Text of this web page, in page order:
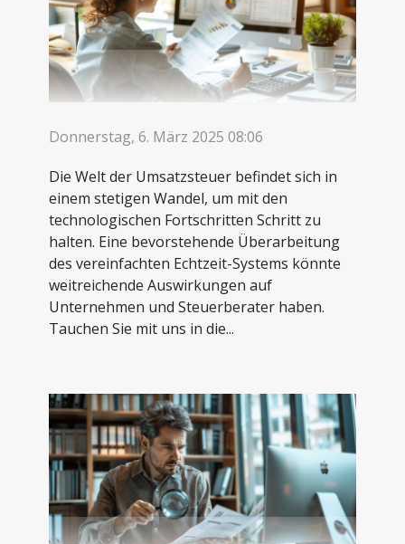
Donnerstag, 6. März 2025 08:06
Die Welt der Umsatzsteuer befindet sich in
einem stetigen Wandel, um mit den
technologischen Fortschritten Schritt zu
halten. Eine bevorstehende Überarbeitung
des vereinfachten Echtzeit-Systems könnte
weitreichende Auswirkungen auf
Unternehmen und Steuerberater haben.
Tauchen Sie mit uns in die...